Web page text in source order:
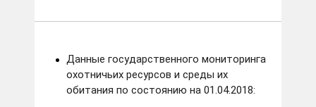
Данные государственного мониторинга
охотничьих ресурсов и среды их
обитания по состоянию на 01.04.2018: